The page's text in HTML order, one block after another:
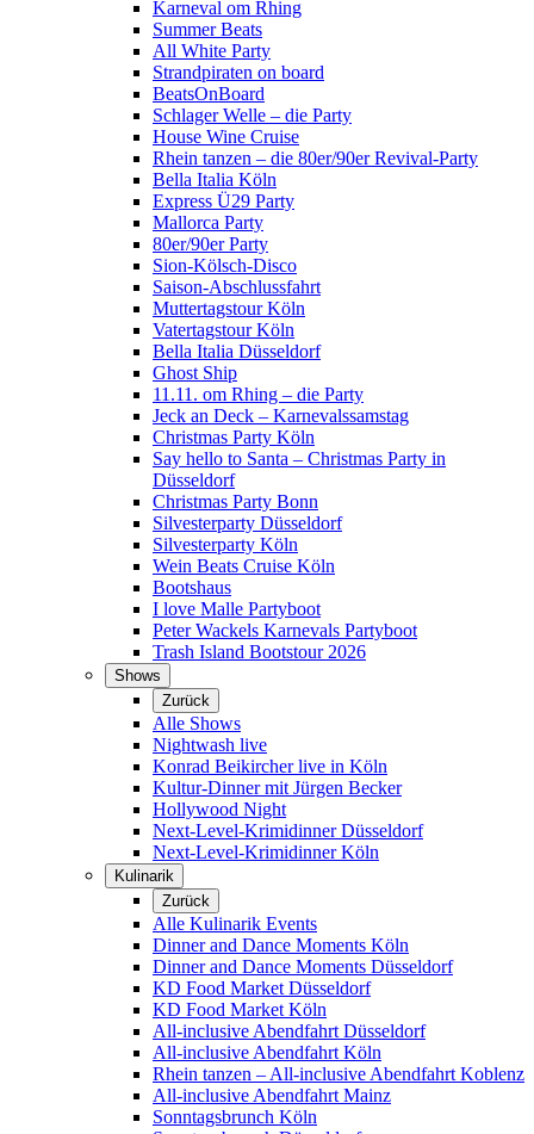
Karneval om Rhing
Summer Beats
All White Party
Strandpiraten on board
BeatsOnBoard
Schlager Welle – die Party
House Wine Cruise
Rhein tanzen – die 80er/90er Revival-Party
Bella Italia Köln
Express Ü29 Party
Mallorca Party
80er/90er Party
Sion-Kölsch-Disco
Saison-Abschlussfahrt
Muttertagstour Köln
Vatertagstour Köln
Bella Italia Düsseldorf
Ghost Ship
11.11. om Rhing – die Party
Jeck an Deck – Karnevalssamstag
Christmas Party Köln
Say hello to Santa – Christmas Party in
Düsseldorf
Christmas Party Bonn
Silvesterparty Düsseldorf
Silvesterparty Köln
Wein Beats Cruise Köln
Bootshaus
I love Malle Partyboot
Peter Wackels Karnevals Partyboot
Trash Island Bootstour 2026
Shows
Zurück
Alle Shows
Nightwash live
Konrad Beikircher live in Köln
Kultur-Dinner mit Jürgen Becker
Hollywood Night
Next-Level-Krimidinner Düsseldorf
Next-Level-Krimidinner Köln
Kulinarik
Zurück
Alle Kulinarik Events
Dinner and Dance Moments Köln
Dinner and Dance Moments Düsseldorf
KD Food Market Düsseldorf
KD Food Market Köln
All-inclusive Abendfahrt Düsseldorf
All-inclusive Abendfahrt Köln
Rhein tanzen – All-inclusive Abendfahrt Koblenz
All-inclusive Abendfahrt Mainz
Sonntagsbrunch Köln